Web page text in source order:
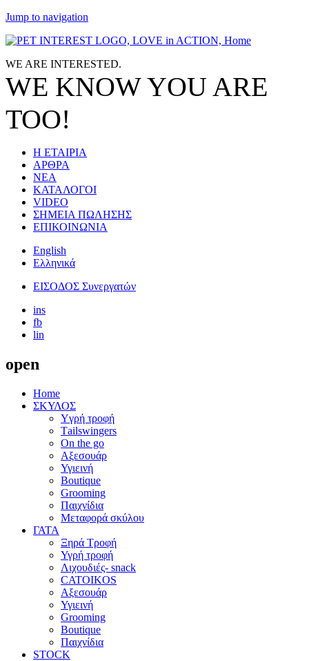
Jump to navigation
WE ARE INTERESTED.
WE KNOWYOU ARE
TOO!
Η ΕΤΑΙΡΙΑ
ΑΡΘΡΑ
ΝΕΑ
ΚΑΤΑΛΟΓΟΙ
VIDEO
ΣΗΜΕΙΑ ΠΩΛΗΣΗΣ
ΕΠΙΚΟΙΝΩΝΙΑ
English
Ελληνικά
ΕΙΣΟΔΟΣ Συνεργατών
ins
fb
lin
open
Home
ΣΚΥΛΟΣ
Yγρή τροφή
Τailswingers
On the go
Αξεσουάρ
Υγιεινή
Boutique
Grooming
Παιχνίδια
Μεταφορά σκύλου
ΓΑΤΑ
Ξηρά Τροφή
Υγρή τροφή
Λιχουδιές- snack
CATOIKOS
Αξεσουάρ
Υγιεινή
Grooming
Boutique
Παιχνίδια
STOCK